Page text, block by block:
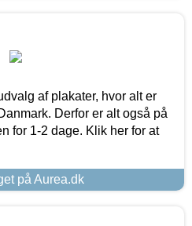
af plakater, hvor alt er
Derfor er alt også på
for 1-2 dage. Klik her for at
på Aurea.dk